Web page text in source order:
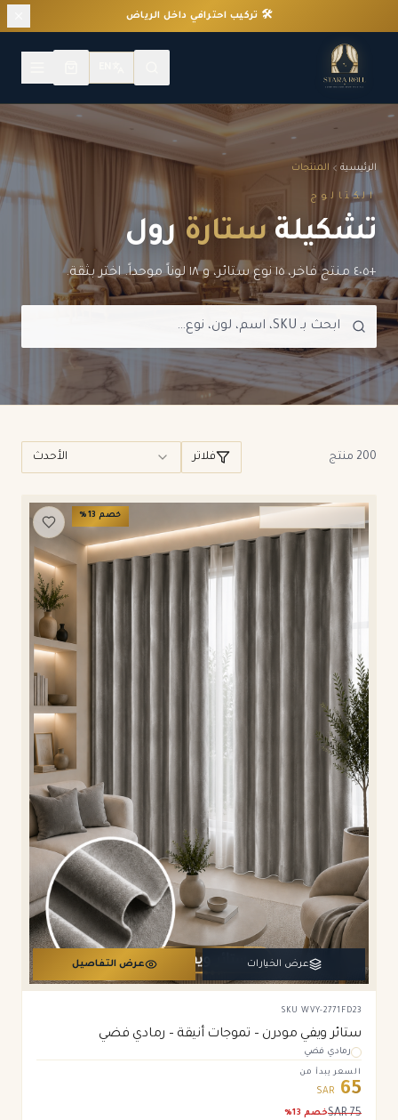
✨ أول تجربة ستائر ثلاثية الأبعاد في السعودية
الرئيسية المنتجات
الكتالوج
تشكيلة ستارة رول
+٤٠٥ منتج فاخر، ١٥ نوع ستائر، و ١٨ لوناً موحداً. اختر بثقة.
نتائج المنتجات
200 منتج فلاتر الأحدث
خصم 13
%
عرض الخيارات عرض التفاصيل
SKU WVY-2771FD23
ستائر ويفي مودرن – تموجات أنيقة – رمادي فضي
رمادي فضي
السعر يبدأ من
65
SAR
75
SARخصم 13
%